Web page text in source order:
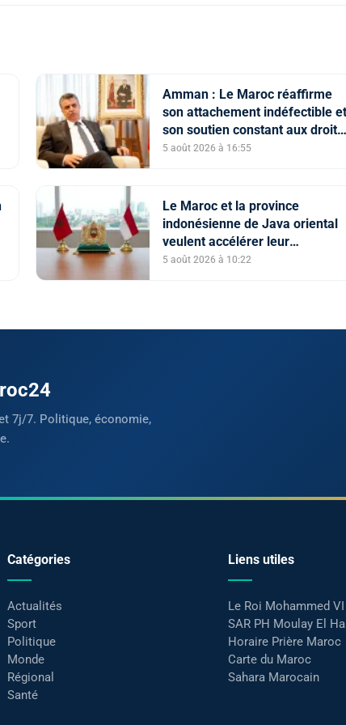
Amman : Le Maroc réaffirme
son attachement indéfectible et
son soutien constant aux droits
légitimes du peuple palestinien
5 août 2026 à 16:55
Le Maroc et la province
indonésienne de Java oriental
veulent accélérer leur
coopération économique et
5 août 2026 à 10:22
7j/7. Politique, économie,
Catégories
Actualités
Sport
Politique
Monde
Régional
Santé
Liens utiles
Le Roi Mohammed VI
SAR PH Moulay El
Horaire Prière Maroc
Carte du Maroc
Sahara Marocain